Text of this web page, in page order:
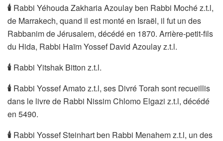
🕯 ️Rabbi Yéhouda Zakharia Azoulay ben Rabbi Moché z.t.l,
de Marrakech, quand il est monté en Israël, il fut un des
Rabbanim de Jérusalem, décédé en 1870. Arrière-petit-fils
du Hida, Rabbi Haïm Yossef David Azoulay z.t.l.
🕯 ️Rabbi Yitshak Bitton z.t.l.
🕯 Rabbi Yossef Amato z.t.l, ses Divré Torah sont recueillis
dans le livre de Rabbi Nissim Chlomo Elgazi z.t.l, décédé
en 5490.
🕯 Rabbi Yossef Steinhart ben Rabbi Menahem z.t.l, un des